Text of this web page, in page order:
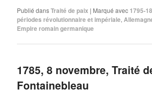
Publié dansTraité de paix | Marqué avec 1795-
périodes révolutionnaire et impériale,
Empire romain germanique
1785, 8 novembre, Traité
Fontainebleau